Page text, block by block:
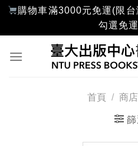
購物車滿3000元免運(限
勾選免
首頁 / 商店